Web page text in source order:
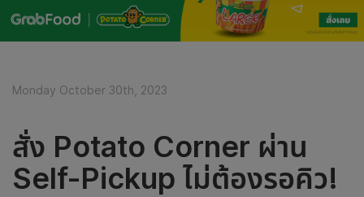
Monday October 30th, 2023
สั่ง Potato Corner ผ่าน
Self-Pickup ไม่ต้องรอคิว!